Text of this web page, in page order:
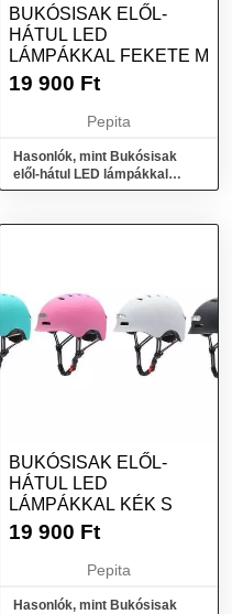
BUKÓSISAK ELŐL-
HÁTUL LED
LÁMPÁKKAL FEKETE M
19 900 Ft
Pepita
Hasonlók, mint Bukósisak
elől-hátul LED lámpákkal
FEKETE M
BUKÓSISAK ELŐL-
HÁTUL LED
LÁMPÁKKAL KÉK S
19 900 Ft
Pepita
Hasonlók, mint Bukósisak